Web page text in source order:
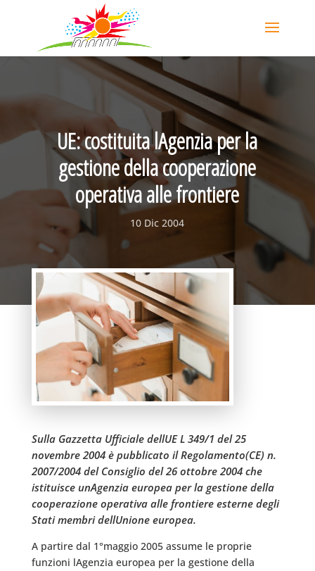
UE: costituita lAgenzia per la
gestione della cooperazione
operativa alle frontiere
10 Dic 2004
Sulla Gazzetta Ufficiale dellUE L 349/1 del 25
novembre 2004 è pubblicato il Regolamento(CE) n.
2007/2004 del Consiglio del 26 ottobre 2004 che
istituisce unAgenzia europea per la gestione della
cooperazione operativa alle frontiere esterne degli
Stati membri dellUnione europea.
A partire dal 1°maggio 2005 assume le proprie
funzioni lAgenzia europea per la gestione della